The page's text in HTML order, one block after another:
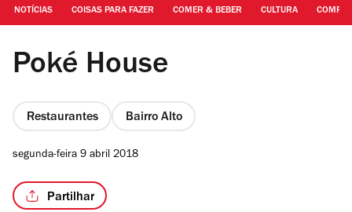
NOTÍCIAS COISAS PARA FAZER COMER & BEBER CULTURA
Fotografia: Arlindo Camacho
Poké House
Restaurantes Bairro Alto
segunda-feira 9 abril 2018
Partilhar